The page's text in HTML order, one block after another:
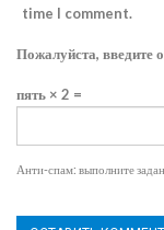
time I comment.
Пожалуйста, введите
пять × 2 =
Анти-спам: выполните